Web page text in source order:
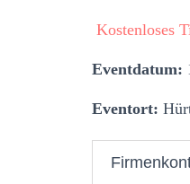
Kostenloses
Eventdatum:
Eventort: